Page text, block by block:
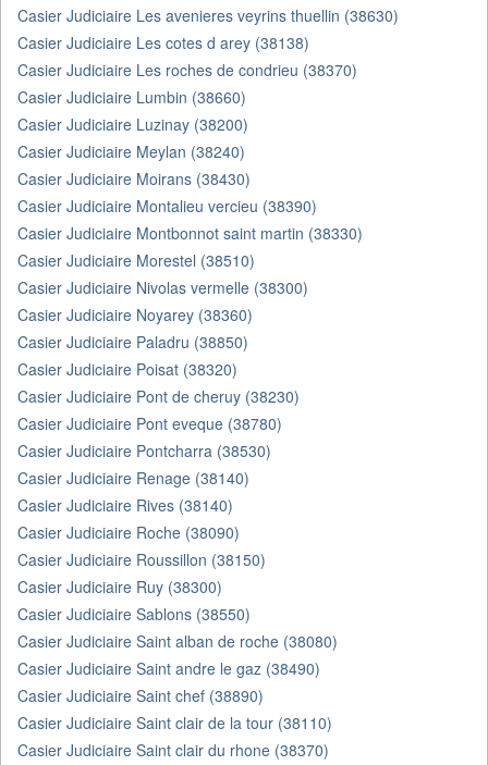
Casier Judiciaire Les avenieres veyrins thuellin (38630)
Casier Judiciaire Les cotes d arey (38138)
Casier Judiciaire Les roches de condrieu (38370)
Casier Judiciaire Lumbin (38660)
Casier Judiciaire Luzinay (38200)
Casier Judiciaire Meylan (38240)
Casier Judiciaire Moirans (38430)
Casier Judiciaire Montalieu vercieu (38390)
Casier Judiciaire Montbonnot saint martin (38330)
Casier Judiciaire Morestel (38510)
Casier Judiciaire Nivolas vermelle (38300)
Casier Judiciaire Noyarey (38360)
Casier Judiciaire Paladru (38850)
Casier Judiciaire Poisat (38320)
Casier Judiciaire Pont de cheruy (38230)
Casier Judiciaire Pont eveque (38780)
Casier Judiciaire Pontcharra (38530)
Casier Judiciaire Renage (38140)
Casier Judiciaire Rives (38140)
Casier Judiciaire Roche (38090)
Casier Judiciaire Roussillon (38150)
Casier Judiciaire Ruy (38300)
Casier Judiciaire Sablons (38550)
Casier Judiciaire Saint alban de roche (38080)
Casier Judiciaire Saint andre le gaz (38490)
Casier Judiciaire Saint chef (38890)
Casier Judiciaire Saint clair de la tour (38110)
Casier Judiciaire Saint clair du rhone (38370)